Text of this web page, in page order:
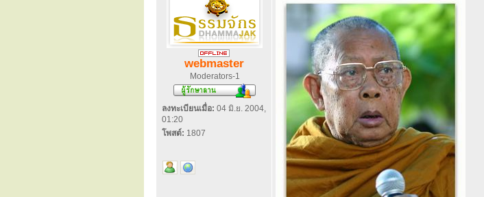
webmaster
Moderators-1
ลงทะเบียนเมื่อ: 04 มิ.ย. 2004,
01:20
โพสต์: 1807